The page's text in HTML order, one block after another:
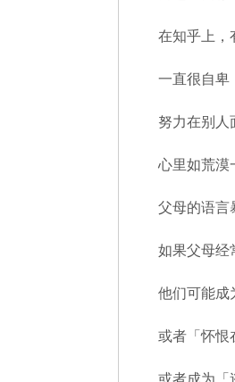
在知乎上，
一直很自卑
努力在别人
心里如荒漠
父母的语言
如果父母经
他们可能成
或者「怀恨
或者成为「